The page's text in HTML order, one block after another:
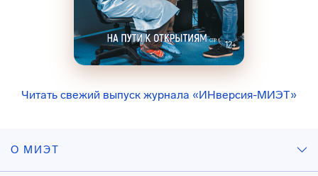
Читать свежий выпуск журнала «ИНверсия-МИЭТ»
О МИЭТ